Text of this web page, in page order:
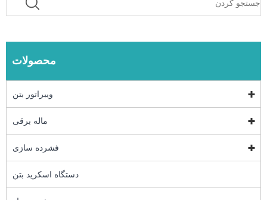
محصولات
ویبراتور بتن
ماله برقی
فشرده سازی
دستگاه اسکرید بتن